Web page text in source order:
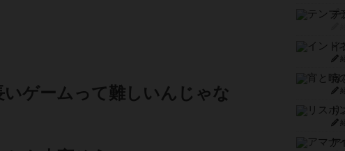
いゲームって難しいんじゃな
テ
イ
宵
ア